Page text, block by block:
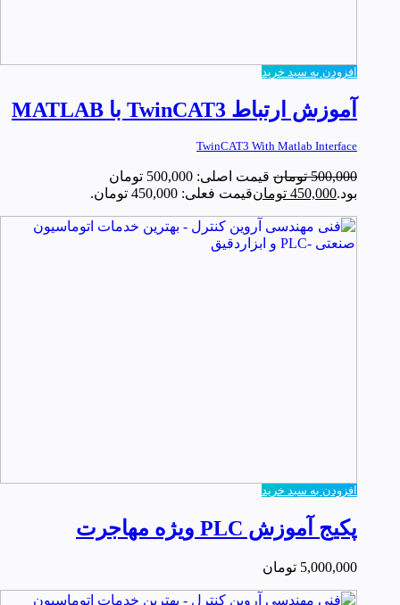
افزودن به سبد خرید
آموزش ارتباط TwinCAT3 با MATLAB
TwinCAT3 With Matlab Interface
500,000 تومان
قیمت اصلی: 500,000 تومان
بود.450,000 تومانقیمت فعلی: 450,000 تومان.
افزودن به سبد خرید
پکیج آموزش PLC ویژه مهاجرت
5,000,000 تومان